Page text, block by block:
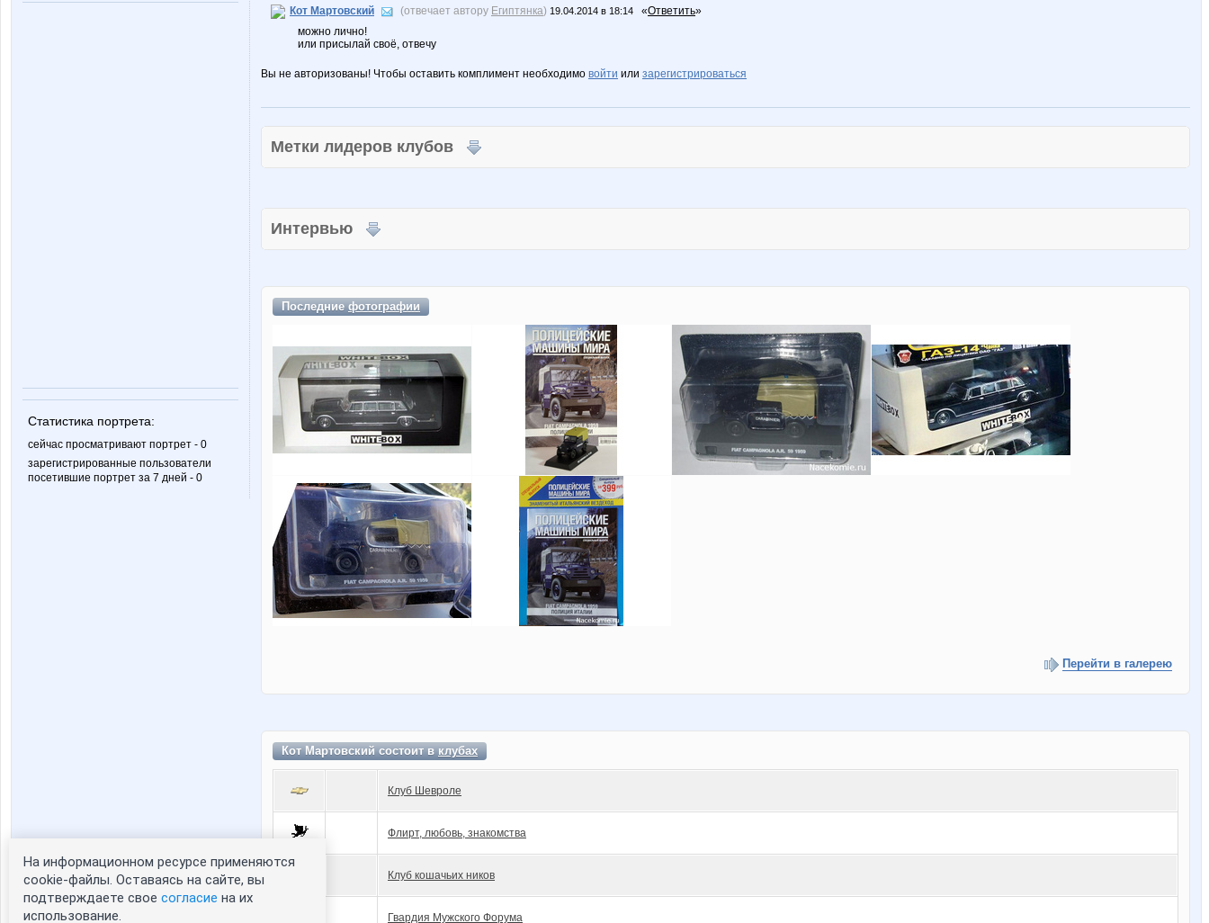
Статистика портрета:
сейчас просматривают портрет - 0
зарегистрированные пользователи
посетившие портрет за 7 дней - 0
Кот Мартовский (отвечает автору Египтянка) 19.04.2014 в 18:14 «Ответить»
можно лично!
или присылай своё, отвечу
Вы не авторизованы! Чтобы оставить комплимент необходимо войти или зарегистрироваться
Метки лидеров клубов
Интервью
Последниефотографии
Перейти в галерею
Кот Мартовский состоит вклубах
Клуб Шевроле
Флирт, любовь, знакомства
Клуб кошачьих ников
Гвардия Мужского Форума
На информационном ресурсе применяются
cookie-файлы. Оставаясь на сайте, вы
подтверждаете свое согласие на их
использование.